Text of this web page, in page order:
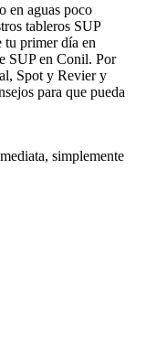
en aguas poco
tableros SUP
tu primer día en
SUP en Conil. Por
Spot y Revier y
para que pueda
simplemente